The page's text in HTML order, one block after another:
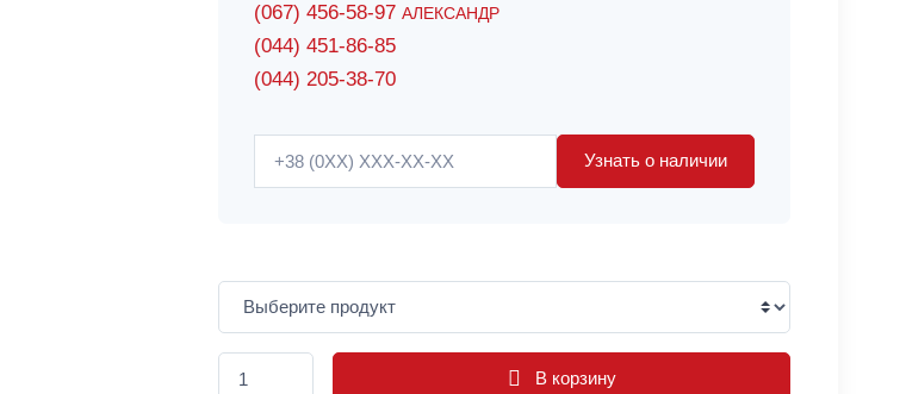
(067) 456-58-97 АЛЕКСАНДР
(044) 451-86-85
(044) 205-38-70
Узнать о наличии
В корзину